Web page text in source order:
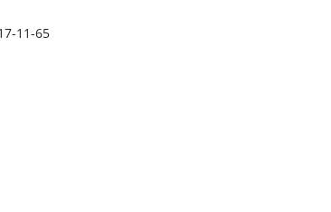
11-65